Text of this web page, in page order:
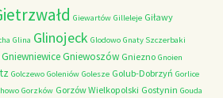
Giewartów Gilleleje Giławy
Glina Glinojeck Glodowo Gnaty Szczerbaki
GniewniewiceGniewoszów Gniezno Gnoien
Golczewo Goleniów Golesze Golub-Dobrzyń Gorlice
Gorzków Gorzów Wielkopolski Gostynin Gouda